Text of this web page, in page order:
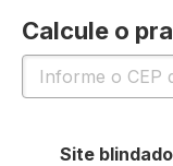
Calcule o
Site blindado